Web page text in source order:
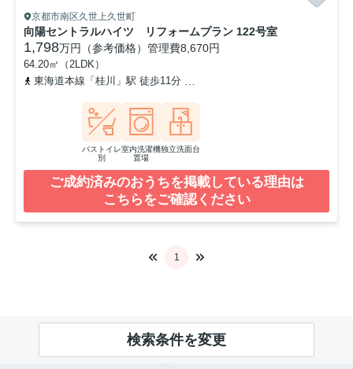
京都市南区久世上久世町
向陽セントラルハイツ リフォームプラン 122号室
1,798万円（参考価格） 管理費8,670円
64.20㎡（2LDK）
東海道本線「桂川」駅 徒歩11分
バストイレ
別
室内洗濯機
置場
独立洗面台
ご成約済みのおうちを掲載している理由は
こちらをご確認ください
1
検索条件を変更